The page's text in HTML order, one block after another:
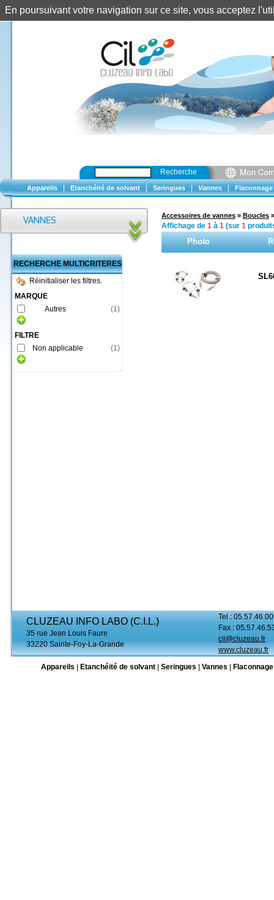
Recherche
Appareils Etanchéité de solvant Seringues Vannes Flaconnage
RECHERCHE MULTICRITERES
Réinitialiser les filtres.
MARQUE
Autres
(1)
FILTRE
Non applicable
(1)
Accessoires de vannes » Boucles
Affichage de 1 à 1 (sur 1
Photo
CLUZEAU INFO LABO (C.I.L.)
35 rue Jean Louis Faure
33220 Sainte-Foy-La-Grande
Tel :
Fax :
cil@cluzeau.fr
www.cluzeau.fr
Appareils
Etanchéité de solvant Seringues Vannes Flaconnage
En poursuivant votre navigation sur ce site, vous acceptez